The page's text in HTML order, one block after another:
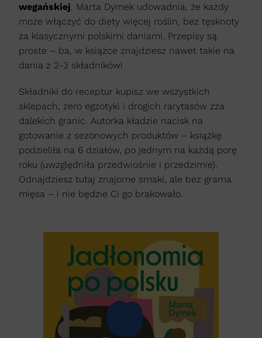
wegańskiej . Marta Dymek udowadnia, że każdy
może włączyć do diety więcej roślin, bez tęsknoty
za klasycznymi polskimi daniami. Przepisy są
proste – ba, w książce znajdziesz nawet takie na
dania z 2-3 składników!
Składniki do receptur kupisz we wszystkich
sklepach, zero egzotyki i drogich rarytasów zza
dalekich granic. Autorka kładzie nacisk na
gotowanie z sezonowych produktów – książkę
podzieliła na 6 działów, po jednym na każdą porę
roku (uwzględniła przedwiośnie i przedzimie).
Odnajdziesz tutaj znajome smaki, ale bez grama
mięsa – i nie będzie Ci go brakowało.